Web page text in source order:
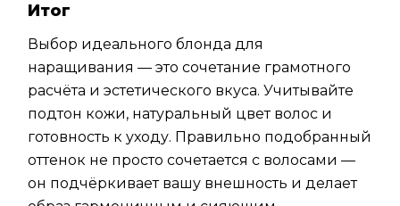
Итог
Выбор идеального блонда для
наращивания — это сочетание грамотного
расчёта и эстетического вкуса. Учитывайте
подтон кожи, натуральный цвет волос и
готовность к уходу. Правильно подобранный
оттенок не просто сочетается с волосами —
он подчёркивает вашу внешность и делает